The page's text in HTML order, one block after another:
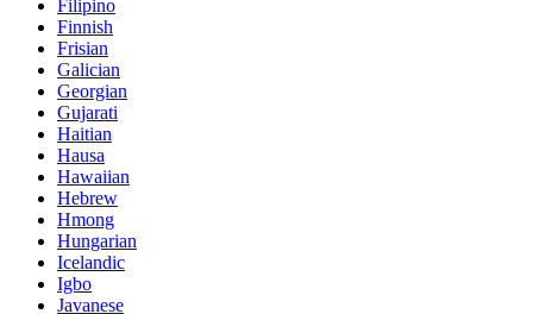
Filipino
Finnish
Frisian
Galician
Georgian
Gujarati
Haitian
Hausa
Hawaiian
Hebrew
Hmong
Hungarian
Icelandic
Igbo
Javanese